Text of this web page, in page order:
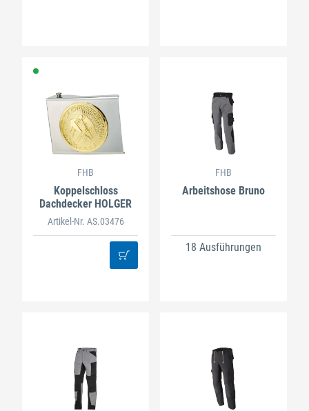
FHB
Koppelschloss
Dachdecker HOLGER
Artikel-Nr. AS.03476
FHB
Arbeitshose Bruno
18 Ausführungen